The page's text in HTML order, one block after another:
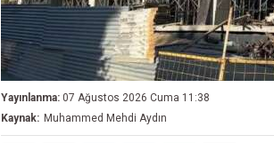
Yayınlanma: 07 Ağustos 2026 Cuma 11:38
Kaynak: Muhammed Mehdi Aydın